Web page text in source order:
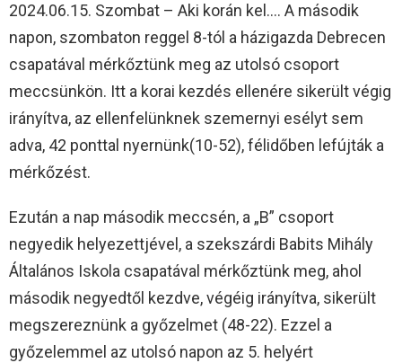
2024.06.15. Szombat – Aki korán kel…. A második
napon, szombaton reggel 8-tól a házigazda Debrecen
csapatával mérkőztünk meg az utolsó csoport
meccsünkön. Itt a korai kezdés ellenére sikerült végig
irányítva, az ellenfelünknek szemernyi esélyt sem
adva, 42 ponttal nyernünk(10-52), félidőben lefújták a
mérkőzést.
Ezután a nap második meccsén, a „B” csoport
negyedik helyezettjével, a szekszárdi Babits Mihály
Általános Iskola csapatával mérkőztünk meg, ahol
második negyedtől kezdve, végéig irányítva, sikerült
megszereznünk a győzelmet (48-22). Ezzel a
győzelemmel az utolsó napon az 5. helyért